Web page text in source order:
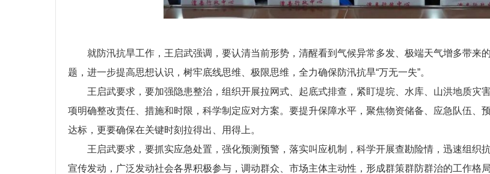
就防汛抗旱工作，王启武强调，要认清当前形势，清醒看到气候异常多发、极端天气增多带来
题，进一步提高思想认识，树牢底线思维、极限思维，全力确保防汛抗旱“万无一失”。
王启武要求，要加强隐患整治，组织开展拉网式、起底式排查，紧盯堤垸、水库、山洪地质灾
项明确整改责任、措施和时限，科学制定应对方案。要提升保障水平，聚焦物资储备、应急队伍、
达标，更要确保在关键时刻拉得出、用得上。
王启武要求，要抓实应急处置，强化预测预警，落实叫应机制，科学开展查勘险情，迅速组织
宣传发动，广泛发动社会各界积极参与，调动群众、市场主体主动性，形成群策群防群治的工作格